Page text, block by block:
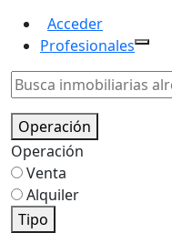
Acceder
Profesionales
Operación
Operación
Venta
Alquiler
Tipo